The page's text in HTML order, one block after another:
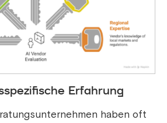
Erfahrung
haben oft